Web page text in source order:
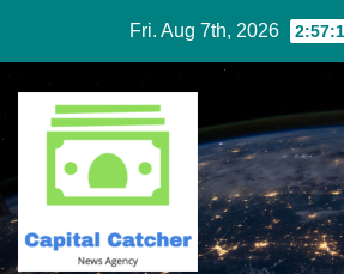
content
Fri. Aug 7th, 2026